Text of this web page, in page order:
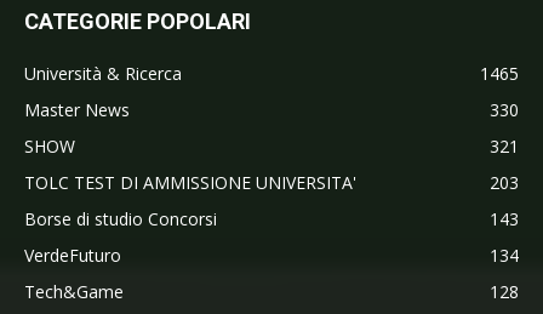
CATEGORIE POPOLARI
Università & Ricerca
1465
Master News
330
SHOW
321
TOLC TEST DI AMMISSIONE UNIVERSITA'
203
Borse di studio Concorsi
143
VerdeFuturo
134
Tech&Game
128